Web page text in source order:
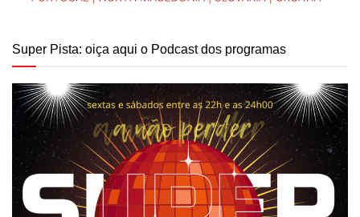
Super Pista: oiça aqui o Podcast dos programas